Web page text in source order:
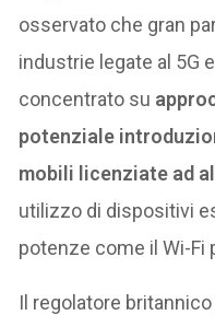
osservato che gran
industrie legate al 5G
concentrato su
potenziale
mobili licenziate ad
utilizzo di dispositivi
potenze come il Wi-Fi
Il regolatore